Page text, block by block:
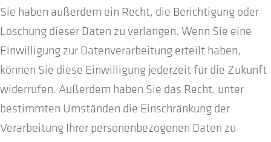
Sie haben außerdem ein Recht, die Berichtigung oder
Löschung dieser Daten zu verlangen. Wenn Sie eine
Einwilligung zur Datenverarbeitung erteilt haben,
können Sie diese Einwilligung jederzeit für die Zukunft
widerrufen. Außerdem haben Sie das Recht, unter
bestimmten Umständen die Einschränkung der
Verarbeitung Ihrer personenbezogenen Daten zu